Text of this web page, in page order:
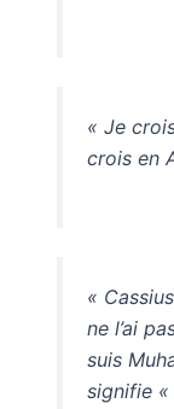
« Je
crois en
«
ne l’ai
suis
signifie